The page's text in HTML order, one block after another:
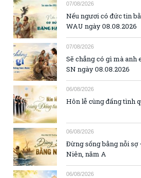
07/08/2026
Nếu ngươi có đức tin
WAU ngày 08.08.2026
07/08/2026
Sẽ chẳng có gì mà
SN ngày 08.08.2026
06/08/2026
Hôn lễ cùng đấng tình
06/08/2026
Đừng sống bằng nỗi sợ
Niên, năm A
06/08/2026